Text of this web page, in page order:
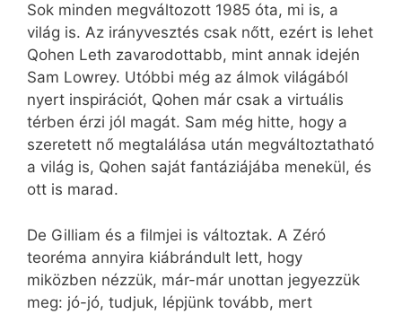
Sok minden megváltozott 1985 óta, mi is, a
világ is. Az irányvesztés csak nőtt, ezért is lehet
Qohen Leth zavarodottabb, mint annak idején
Sam Lowrey. Utóbbi még az álmok világából
nyert inspirációt, Qohen már csak a virtuális
térben érzi jól magát. Sam még hitte, hogy a
szeretett nő megtalálása után megváltoztatható
a világ is, Qohen saját fantáziájába menekül, és
ott is marad.
De Gilliam és a filmjei is változtak. A Zéró
teoréma annyira kiábrándult lett, hogy
miközben nézzük, már-már unottan jegyezzük
meg: jó-jó, tudjuk, lépjünk tovább, mert